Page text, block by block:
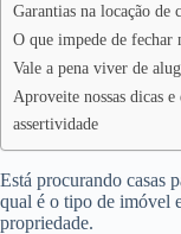
Garantias na locação de
O que impede de fechar
Vale a pena viver de
Aproveite nossas dicas
assertividade
Está procurando casas
qual é o tipo de imóvel
propriedade.